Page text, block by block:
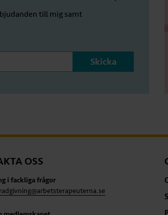
till mig samt
OSS
i fackliga frågor